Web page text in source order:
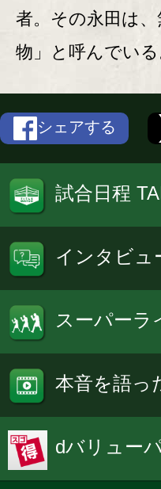
者。その永田は
物」と呼んでいる
シェアする
試合日程
インタビュ
スーパーラ
本音を語っ
dバリュー